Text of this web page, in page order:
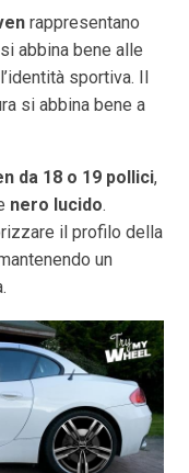
rappresentano
abbina bene alle
sportiva. Il
si abbina bene a
da 18 o 19 pollici,
nero lucido.
il profilo della
un